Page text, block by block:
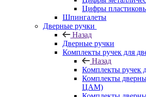
Цифры
Шпингалеты
Дверные ручки
Назад
Дверные ручки
Комплекты ручек для
Назад
Комплекты ручек
Комплекты
ЦАМ)